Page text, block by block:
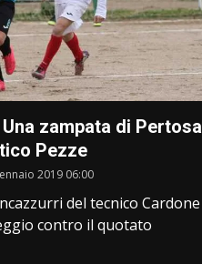
zampata di Pertosa
Pezze
2019 06:00
del tecnico Cardone
contro il quotato